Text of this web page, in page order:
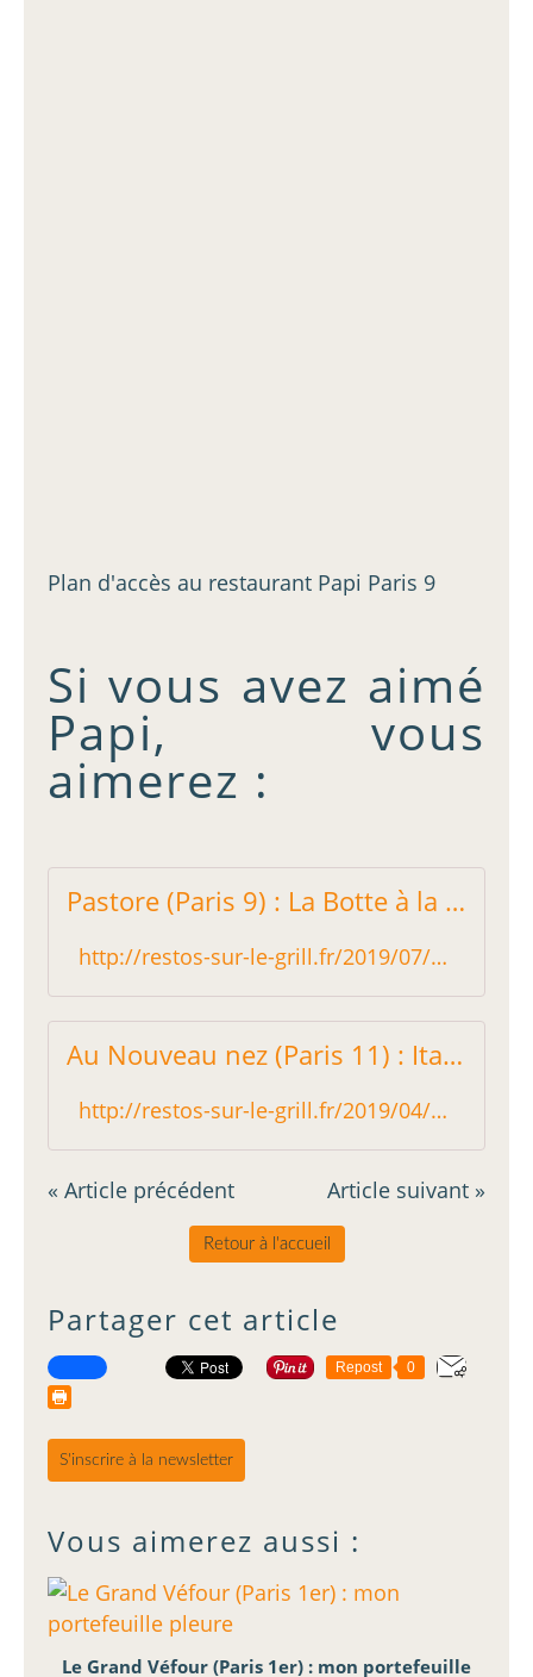
Plan d'accès au restaurant Papi Paris 9
Si vous avez aimé
Papi, vous
aimerez :
Pastore (Paris 9) : La Botte à la mode - Restos sur le Grill - Blog critique des restaurants de Paris indépendant !
http://restos-sur-le-grill.fr/2019/07/pastore-paris-9-la-botte-a-la-mode.html
Au Nouveau nez (Paris 11) : Italien simple et pas cher - Restos sur le Grill - Blog critique des restaurants de Paris indépendant !
http://restos-sur-le-grill.fr/2019/04/au_nouveau_nez_paris_11_italien_et_pas_cher.html
« Article précédent Article suivant »
Retour à l'accueil
Partager cet article
Repost 0
S'inscrire à la newsletter
Vous aimerez aussi :
Le Grand Véfour (Paris 1er) : mon portefeuille